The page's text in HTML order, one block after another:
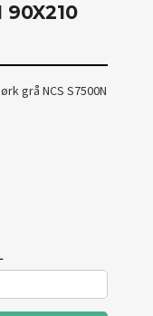
90X210
grå NCS S7500N